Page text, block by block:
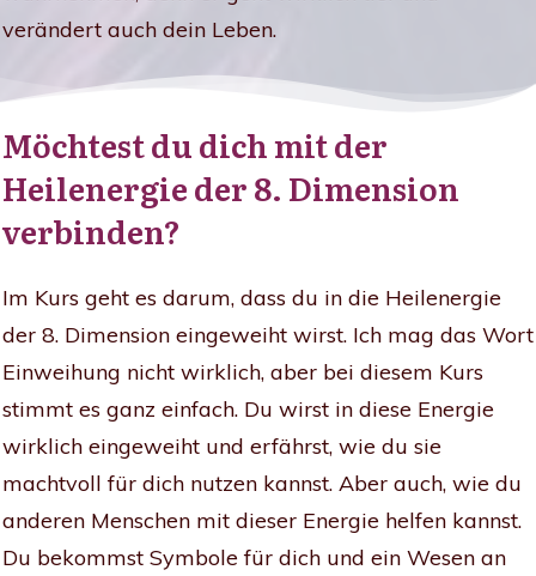
verändert auch dein Leben.
Möchtest du dich mit der
Heilenergie der 8. Dimension
verbinden?
Im Kurs geht es darum, dass du in die Heilenergie
der 8. Dimension eingeweiht wirst. Ich mag das Wort
Einweihung nicht wirklich, aber bei diesem Kurs
stimmt es ganz einfach. Du wirst in diese Energie
wirklich eingeweiht und erfährst, wie du sie
machtvoll für dich nutzen kannst. Aber auch, wie du
anderen Menschen mit dieser Energie helfen kannst.
Du bekommst Symbole für dich und ein Wesen an